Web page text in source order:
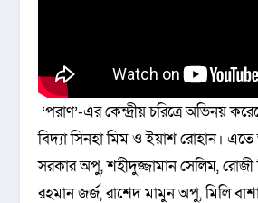
‘পরাণ’-এর কেন্দ্রীয় চরিত্রে অভিনয়
বিদ্যা সিনহা মিম ও ইয়াশ রোহান।
সরকার অপু, শহীদুজ্জামান সেলিম, রোজী
রহমান জর্জ, রাশেদ মামুন অপু, মিলি